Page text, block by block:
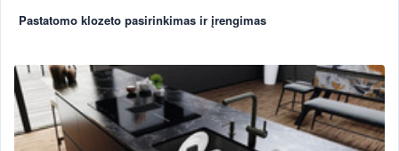
Pastatomo klozeto pasirinkimas ir įrengimas